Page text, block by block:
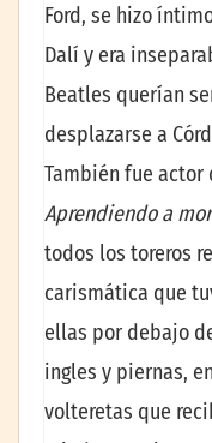
Ford, se hizo
Dalí y era
Beatles querían
desplazarse a
También fue
Aprendiendo a
todos los toreros
carismática que
ellas por debajo
ingles y piernas,
volteretas que